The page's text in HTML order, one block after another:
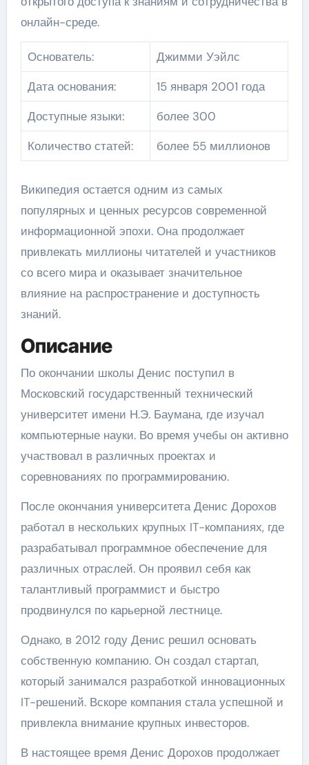
онлайн-среде.
Основатель:
Джимми Уэйлс
Дата основания:
15 января 2001 года
Доступные языки:
более 300
Количество статей:
более 55 миллионов
Википедия остается одним из самых
популярных и ценных ресурсов современной
информационной эпохи. Она продолжает
привлекать миллионы читателей и участников
со всего мира и оказывает значительное
влияние на распространение и доступность
знаний.
Описание
По окончании школы Денис поступил в
Московский государственный технический
университет имени Н.Э. Баумана, где изучал
компьютерные науки. Во время учебы он активно
участвовал в различных проектах и
соревнованиях по программированию.
После окончания университета Денис Дорохов
работал в нескольких крупных IT-компаниях, где
разрабатывал программное обеспечение для
различных отраслей. Он проявил себя как
талантливый программист и быстро
продвинулся по карьерной лестнице.
Однако, в 2012 году Денис решил основать
собственную компанию. Он создал стартап,
который занимался разработкой инновационных
IT-решений. Вскоре компания стала успешной и
привлекла внимание крупных инвесторов.
В настоящее время Денис Дорохов продолжает